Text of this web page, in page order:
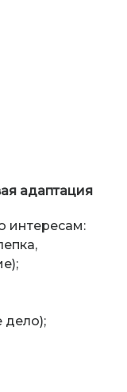
адаптация
интересам:
дело);